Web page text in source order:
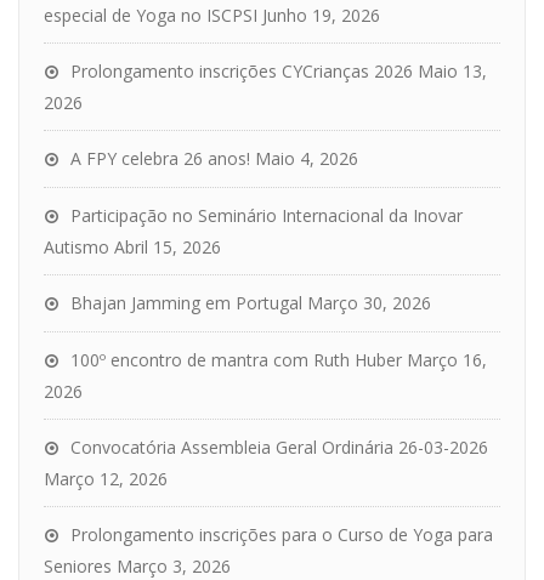
especial de Yoga no ISCPSI Junho 19, 2026
Prolongamento inscrições CYCrianças 2026 Maio 13,
2026
A FPY celebra 26 anos! Maio 4, 2026
Participação no Seminário Internacional da Inovar
Autismo Abril 15, 2026
Bhajan Jamming em Portugal Março 30, 2026
100º encontro de mantra com Ruth Huber Março 16,
2026
Convocatória Assembleia Geral Ordinária 26-03-2026
Março 12, 2026
Prolongamento inscrições para o Curso de Yoga para
Seniores Março 3, 2026